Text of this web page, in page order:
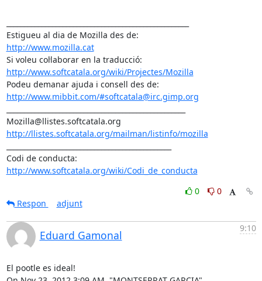
http://www.mozilla.cat
http://www.softcatala.org/wiki/Projectes/Mozilla
http://www.mibbit.com/#softcatala@irc.gimp.org
http://llistes.softcatala.org/mailman/listinfo/mozilla
http://www.softcatala.org/wiki/Codi_de_conducta
0
0
Respon
adjunt
Eduard Gamonal
9:10
El pootle es ideal!